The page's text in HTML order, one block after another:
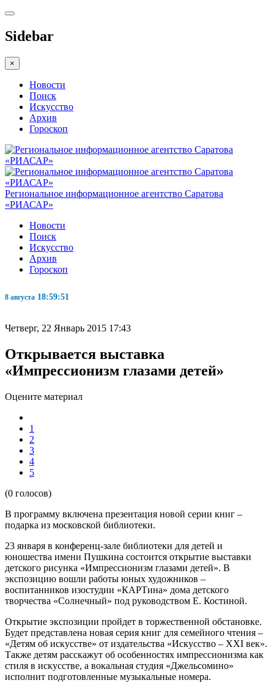
Sidebar
×
Новости
Поиск
Искусство
Архив
Гороскоп
Региональное информационное агентство Саратова
«РИАСАР»
Новости
Поиск
Искусство
Архив
Гороскоп
8 августа 18:59:52
Четверг, 22 Январь 2015 17:43
Открывается выставка
«Импрессионизм глазами детей»
Оцените материал
1
2
3
4
5
(0 голосов)
В программу включена презентация новой серии книг –
подарка из московской библиотеки.
23 января в конференц-зале библиотеки для детей и
юношества имени Пушкина состоится открытие выставки
детского рисунка «Импрессионизм глазами детей». В
экспозицию вошли работы юных художников –
воспитанников изостудии «КАРТина» дома детского
творчества «Солнечный» под руководством Е. Костиной.
Открытие экспозиции пройдет в торжественной обстановке.
Будет представлена новая серия книг для семейного чтения –
«Детям об искусстве» от издательства «Искусство – XXI век».
Также детям расскажут об особенностях импрессионизма как
стиля в искусстве, а вокальная студия «Джельсомино»
исполнит подготовленные музыкальные номера.